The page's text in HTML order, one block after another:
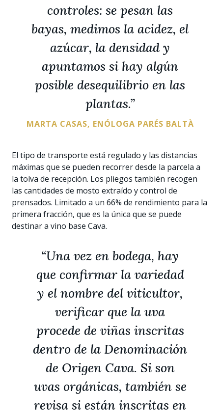
controles: se pesan las
bayas, medimos la acidez, el
azúcar, la densidad y
apuntamos si hay algún
posible desequilibrio en las
plantas.”
MARTA CASAS, ENÓLOGA PARÉS BALTÀ
El tipo de transporte está regulado y las distancias
máximas que se pueden recorrer desde la parcela a
la tolva de recepción. Los pliegos también recogen
las cantidades de mosto extraído y control de
prensados. Limitado a un 66% de rendimiento para la
primera fracción, que es la única que se puede
destinar a vino base Cava.
“Una vez en bodega, hay
que confirmar la variedad
y el nombre del viticultor,
verificar que la uva
procede de viñas inscritas
dentro de la Denominación
de Origen Cava. Si son
uvas orgánicas, también se
revisa si están inscritas en